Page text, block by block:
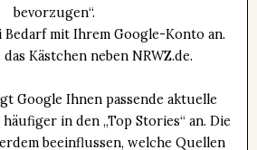
bevorzugen“.
Bedarf mit Ihrem Google-Konto an.
Kästchen neben NRWZ.de.
Google Ihnen passende aktuelle
in den „Top Stories“ an. Die
beeinflussen, welche Quellen